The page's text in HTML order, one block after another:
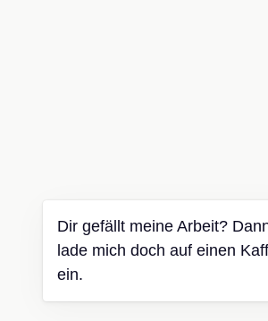
Dir gefällt meine Arbeit?
lade mich doch auf einen
ein.